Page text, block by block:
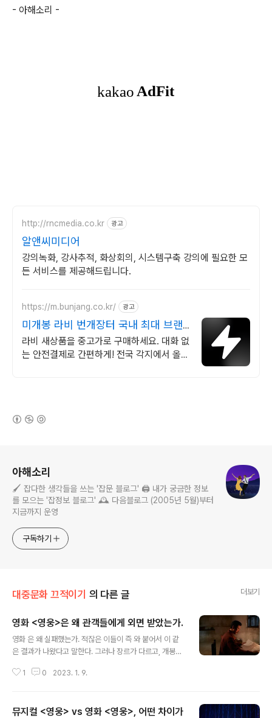
- 아해소리 -
http://rncmedia.co.kr 광고
알앤씨미디어
강의녹화, 강사추적, 화상회의, 시스템구축 강의에 필요한 모
든 서비스를 제공해드립니다.
https://m.bunjang.co.kr/ 광고
미개봉 라비 번개장터 국내 최대 브랜
드 중고거래
라비 새상품을 중고가로 구매하세요. 대화 없
는 안전결제로 간편하게! 전국 각지에서 올라
아해소리
🖌️ 잡다한 생각들을 쓰는 '잡문 블로그' 🖨️ 내가 궁금한 정보
를 모으는 '잡정보 블로그' 🕰️ 다음블로그 (2005년 5월)부터
지금까지 운영
구독하기
대중문화 끄적이기 의 다른 글 더보기
영화 <영웅>은 왜 관객들에게 외면 받았는가.
영화 은 왜 실패했는가. 적잖은 이들이 즉 와 붙어서 이 같
은 결과가 나왔다고 말한다. 그러나 장르가 다르고, 개봉관
분석이다. 관객들이 ‘한 달에 한편만 볼 수 있다’는 규칙이
들의 열연은 호평을 받을만 하다. 특히 뮤지컬 에서 폭발적
1 0 2023. 1. 9.
뮤지컬 <영웅> vs 영화 <영웅>, 어떤 차이가